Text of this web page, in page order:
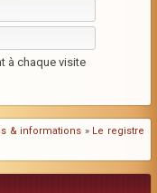
à chaque visite
& informations » Le registre